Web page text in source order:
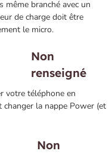
même branché avec un
de charge doit être
le micro.
Non
renseigné
votre téléphone en
la nappe Power (et
Non